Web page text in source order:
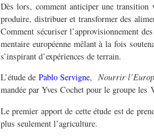
Dès lors, com­ment anticiper une tran­si­tion
pro­duire, dis­tribuer et trans­former des
Com­ment sécuriser l’approvisionnement
men­taire européenne mêlant à la fois
s’inspirant d’expériences de terrain.
L’étude de Pablo Servi­gne, Nour­rir
mandée par Yves Cochet pour le groupe
Le pre­mier apport de cette étude est de
plus seule­ment l’agriculture.